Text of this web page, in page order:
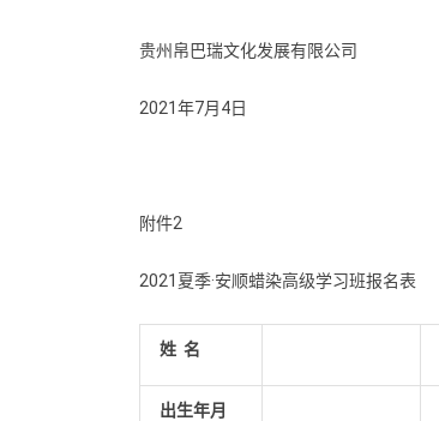
贵州帛巴瑞文化发展有限公司
2021年7月4日
附件2
2021夏季·安顺蜡染高级学习班报名表
姓 名
出生年月